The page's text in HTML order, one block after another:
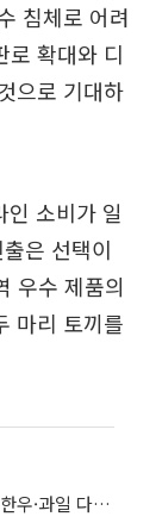
침체로 어려
로 확대와 디
으로 기대하
소비가 일
은 선택이
우수 제품의
마리 토끼를
추석 선물 아직? 농협몰서 최대 70% 할인…한우·과일 다 있다